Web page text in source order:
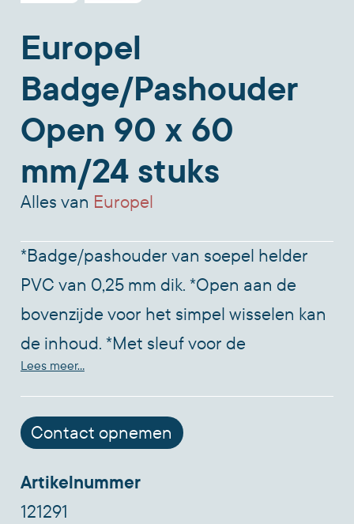
Europel
Badge/Pashouder
Open 90 x 60
mm/24 stuks
Alles van Europel
*Badge/pashouder van soepel helder
PVC van 0,25 mm dik. *Open aan de
bovenzijde voor het simpel wisselen kan
de inhoud. *Met sleuf voor de
bevestiging van een afrolmechanisme
met koord of strip met clip. *Geschikt
voor kaartformaat breedte x hoogte
Lees meer...
Contact opnemen
Artikelnummer
121291